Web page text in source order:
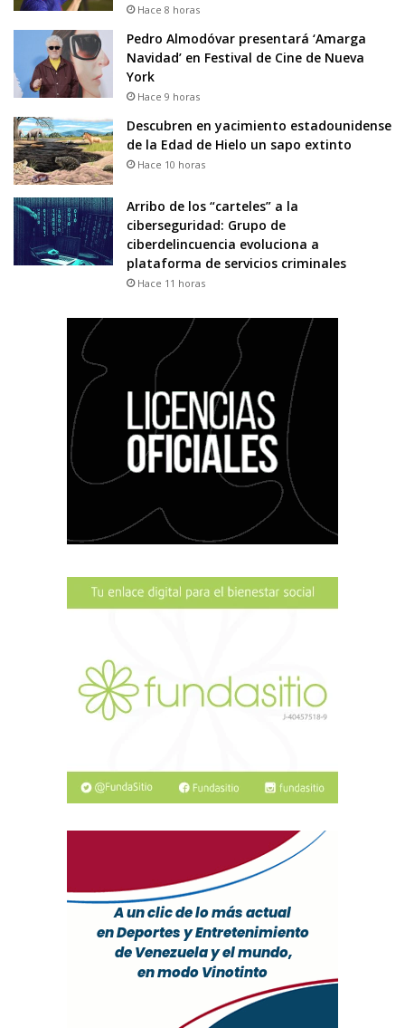
Hace 8 horas
Pedro Almodóvar presentará ‘Amarga
Navidad’ en Festival de Cine de Nueva
York
Hace 9 horas
Descubren en yacimiento estadounidense
de la Edad de Hielo un sapo extinto
Hace 10 horas
Arribo de los “carteles” a la
ciberseguridad: Grupo de
ciberdelincuencia evoluciona a
plataforma de servicios criminales
Hace 11 horas